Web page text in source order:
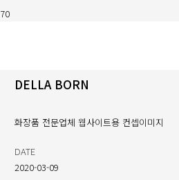
DELLA BORN
화장품 전문업체 웹사이트용 컨셉이미지
DATE
2020-03-09